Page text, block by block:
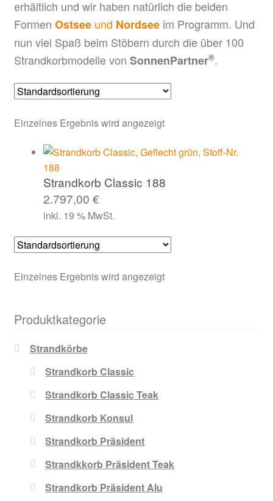
erhältlich und wir haben natürlich die beiden
Formen Ostseeund Nordseeim Programm. Und
nun viel Spaß beim Stöbern durch die über 100
Strandkorbmodelle von SonnenPartner®.
Einzelnes Ergebnis wird angezeigt
Strandkorb Classic 188
2.797,00 €
inkl. 19 % MwSt.
Einzelnes Ergebnis wird angezeigt
Produktkategorie
Strandkörbe
Strandkorb Classic
Strandkorb Classic Teak
Strandkorb Konsul
Strandkorb Präsident
Strandkkorb Präsident Teak
Strandkorb Präsident Alu